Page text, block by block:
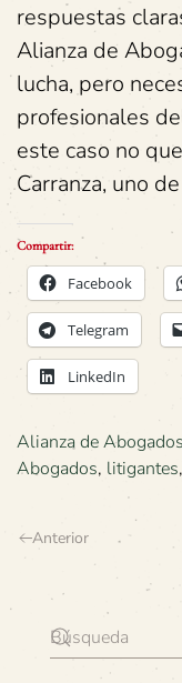
respuestas
Alianza de
lucha, pero
profesionales
este caso no
Carranza, uno
Compartir:
Facebook
Telegram
LinkedIn
Alianza de
Abogados, litigantes,
Anterior